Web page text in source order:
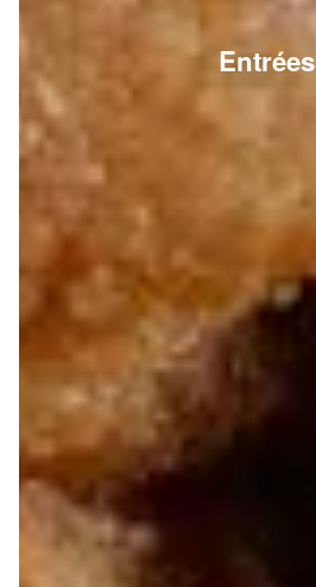
Entrées